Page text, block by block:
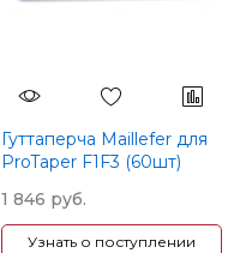
Гуттаперча Maillefer для
ProTaper F1F3 (60шт)
1 846 руб.
Узнать о поступлении